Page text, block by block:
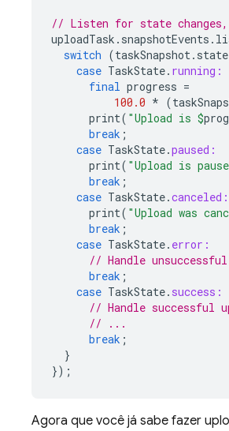
// Listen for state
uploadTask . snapshotEvents .
switch (taskSnapshot. state
case TaskState. running:
final progress =
100.0 * (
print( "Upload is $
break ;
case TaskState.paused:
print( "Upload is
break ;
case TaskState.canceled:
print( "Upload was
break ;
case TaskState. error:
// Handle
break ;
case TaskState. success:
// Handle successful
// ...
break ;
}
});
Agora que você já sabe fazer